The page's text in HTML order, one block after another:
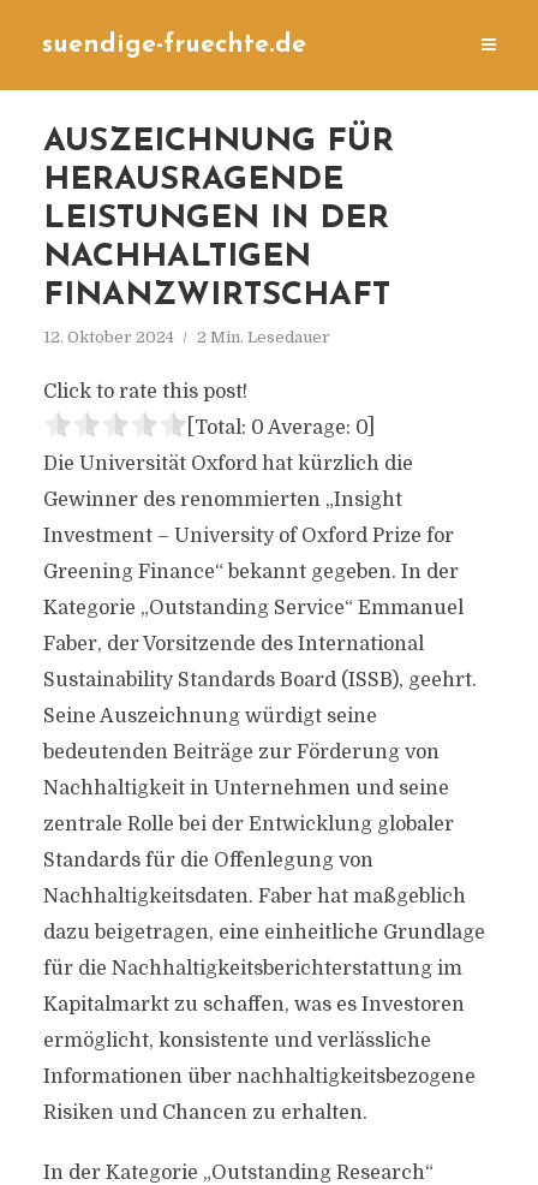
suendige-fruechte.de
AUSZEICHNUNG FÜR
HERAUSRAGENDE
LEISTUNGEN IN DER
NACHHALTIGEN
FINANZWIRTSCHAFT
12. Oktober 2024 2 Min. Lesedauer
Click to rate this post!
[Total: 0 Average: 0]
Die Universität Oxford hat kürzlich die
Gewinner des renommierten „Insight
Investment – University of Oxford Prize for
Greening Finance“ bekannt gegeben. In der
Kategorie „Outstanding Service“ Emmanuel
Faber, der Vorsitzende des International
Sustainability Standards Board (ISSB), geehrt.
Seine Auszeichnung würdigt seine
bedeutenden Beiträge zur Förderung von
Nachhaltigkeit in Unternehmen und seine
zentrale Rolle bei der Entwicklung globaler
Standards für die Offenlegung von
Nachhaltigkeitsdaten. Faber hat maßgeblich
dazu beigetragen, eine einheitliche Grundlage
für die Nachhaltigkeitsberichterstattung im
Kapitalmarkt zu schaffen, was es Investoren
ermöglicht, konsistente und verlässliche
Informationen über nachhaltigkeitsbezogene
Risiken und Chancen zu erhalten.
In der Kategorie „Outstanding Research“